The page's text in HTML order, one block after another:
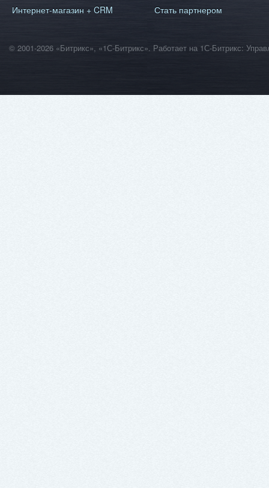
Интернет-магазин + CRM Стать партнером
© 2001-2026 «Битрикс», «1С-Битрикс». Работает на 1С-Битрикс: